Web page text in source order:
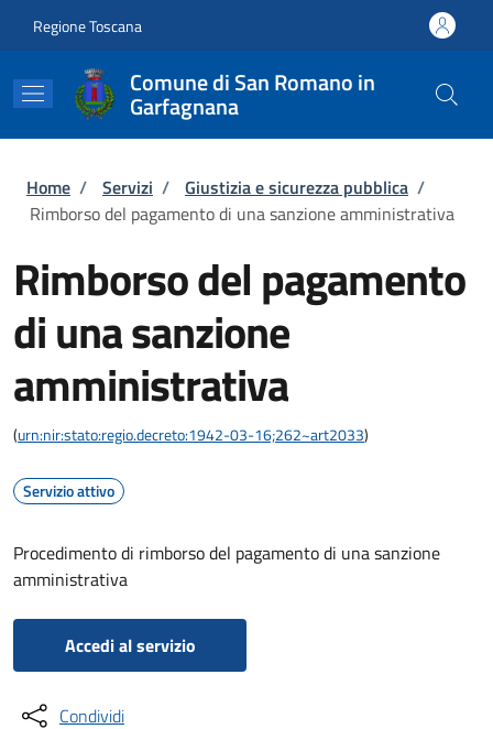
Regione Toscana
Comune di San Romano in
Garfagnana
Briciole di pane
Home / Servizi / Giustizia e sicurezza pubblica /
Rimborso del pagamento di una sanzione amministrativa
Rimborso del pagamento
di una sanzione
amministrativa
(urn:nir:stato:regio.decreto:1942-03-16;262~art2033)
Servizio attivo
Procedimento di rimborso del pagamento di una sanzione
amministrativa
Accedi al servizio
Condividi